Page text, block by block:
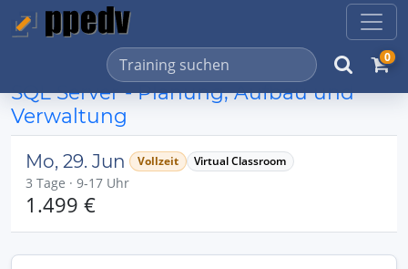
0
SQL Server - Planung, Aufbau und
Verwaltung
Mo, 29. Jun Vollzeit Virtual Classroom
3 Tage · 9-17 Uhr
1.499 €